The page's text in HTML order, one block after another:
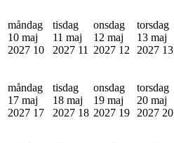
måndag
10 maj
2027 10
tisdag
11 maj
2027 11
onsdag
12 maj
2027 12
torsdag
13 maj
2027 13
måndag
17 maj
2027 17
tisdag
18 maj
2027 18
onsdag
19 maj
2027 19
torsdag
20 maj
2027 20